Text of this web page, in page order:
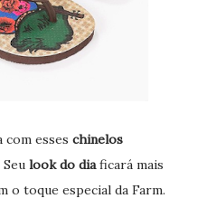
com esses chinelos
look do dia ficará mais
o toque especial da Farm.